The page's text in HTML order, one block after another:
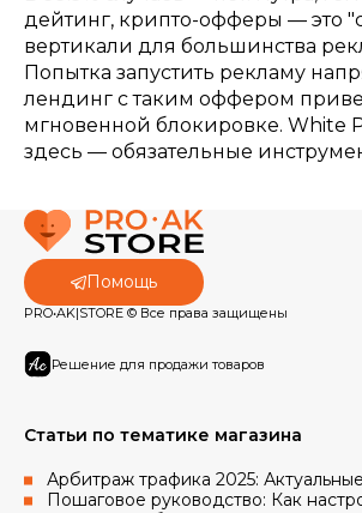
дейтинг, крипто-офферы — это
вертикали для большинства
Попытка запустить рекламу
лендинг с таким оффером
мгновенной блокировке. White
здесь — обязательные
Помощь
PRO•AK|STORE © Все права защищены
Решение для продажи товаров
Статьи по тематике магазина
Арбитраж трафика 2025:
работы с рекламными аккаунтами
Пошаговое руководство: Как